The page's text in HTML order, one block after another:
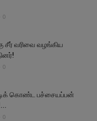
0
சீர் வரிவை வழங்கிய
0
கொண்ட பச்சையப்பன்
0